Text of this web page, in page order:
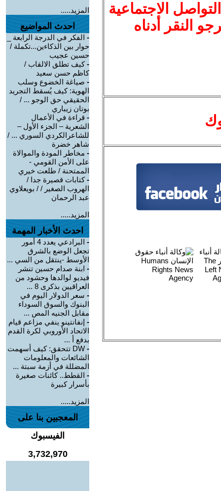
الاجتماعية
النقر أدناه
المزيد.....
احدث المواضيع
- الفكر في الدرجة الرابعة _
حوار بين الذكاءين...تكملة /
حسين عجيب
-كيف تطلق الالقاب /
كاظم حسن سعيد
- صياغة الخضوع وسلب
الهوية: كيف يُسقط التجريد
الحقيقي حق الوجو ... /
بوتان زيباري
- قراءة في الأعمال
الشعرية – الجزء الأول –
للشاعرالكردي السوري ... /
شاهر خضرة
- مخاطر المودة والموالاة
على الأمن القومي -
الممتحنة / طلعت خيري
-كتابات قصيرة جدا /
الهروب الصغير / / بويعلاوي
عبد الرحمان
المزيد.....
احدث الأخبار المهمة
-
البرادعي يعدد 4 أمور
تجعل الوضع بالشرق
الأوسط -ينتقل من السي ...
- ابنة صدام حسين تنشر
فيديو لوالدها وحشود من
العراقيين بذكرى 8 ...
- سعر الدولار اليوم في
البنوك والسوق السوداء
مقابل الجنيه المص ...
- إنفانتينو ينفي مزاعم قيام
الاتحاد الأوروبي لكرة القدم
بدفع أ ...
-
DW تتحقق: كيف أسهمت
الشائعات والمعلومات
المضللة في أزمة سبتة ...
- القطط.. كائنات صغيرة
بأسرار كبيرة
المزيد.....
المعجبين بنا على
الفيسبوك
3,732,970